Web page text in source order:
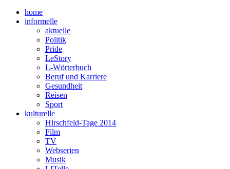
home
informelle
aktuelle
Politik
Pride
LeStory
L-Wörterbuch
Beruf und Karriere
Gesundheit
Reisen
Sport
kulturelle
Hirschfeld-Tage 2014
Film
TV
Webserien
Musik